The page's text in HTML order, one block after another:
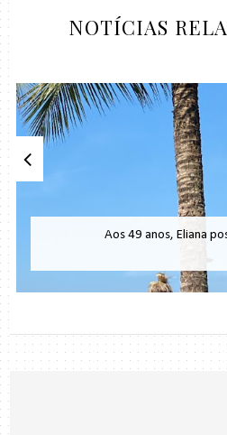
NOTÍCIAS
Aos 49 anos, Eliana